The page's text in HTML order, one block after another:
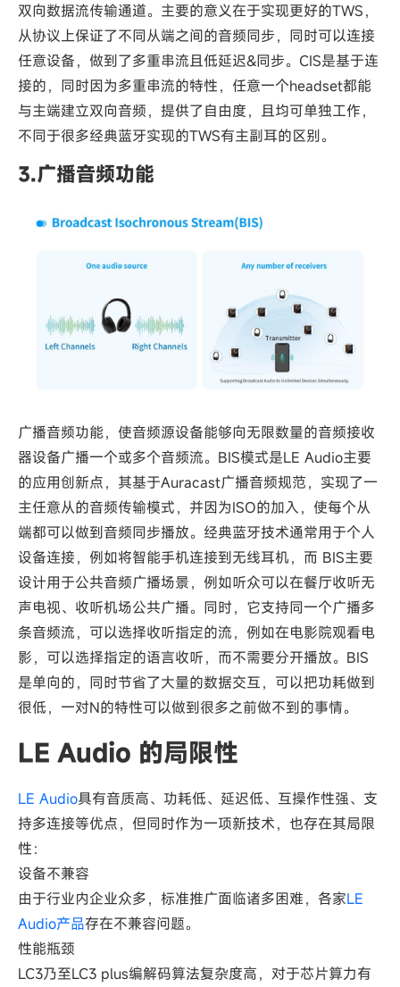
双向数据流传输通道。主要的意义在于实现更好的TWS，
从协议上保证了不同从端之间的音频同步，同时可以连接
任意设备，做到了多重串流且低延迟&同步。CIS是基于连
接的，同时因为多重串流的特性，任意一个headset都能
与主端建立双向音频，提供了自由度，且均可单独工作，
不同于很多经典蓝牙实现的TWS有主副耳的区别。
3.广播音频功能
广播音频功能，使音频源设备能够向无限数量的音频接收
器设备广播一个或多个音频流。BIS模式是LE Audio主要
的应用创新点，其基于Auracast广播音频规范，实现了一
主任意从的音频传输模式，并因为ISO的加入，使每个从
端都可以做到音频同步播放。经典蓝牙技术通常用于个人
设备连接，例如将智能手机连接到无线耳机，而 BIS主要
设计用于公共音频广播场景，例如听众可以在餐厅收听无
声电视、收听机场公共广播。同时，它支持同一个广播多
条音频流，可以选择收听指定的流，例如在电影院观看电
影，可以选择指定的语言收听，而不需要分开播放。BIS
是单向的，同时节省了大量的数据交互，可以把功耗做到
很低，一对N的特性可以做到很多之前做不到的事情。
LE Audio 的局限性
LE Audio具有音质高、功耗低、延迟低、互操作性强、支
持多连接等优点，但同时作为一项新技术，也存在其局限
性：
设备不兼容
由于行业内企业众多，标准推广面临诸多困难，各家LE
Audio产品存在不兼容问题。
性能瓶颈
LC3乃至LC3 plus编解码算法复杂度高，对于芯片算力有